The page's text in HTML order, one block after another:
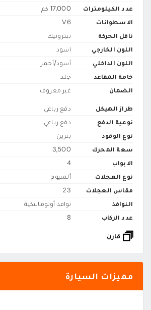
عدد الكيلومترات
17,000 كم
الاسطوانات
V6
ناقل الحركة
تبترونيك
اللون الخارجي
اسود
اللون الداخلي
أسود/أحمر
خامة المقاعد
جلد
الضمان
غير معروف
طراز الهيكل
دفع رباعي
نوعية الدفع
دفع رباعي
نوع الوقود
بنزين
سعة المحرك
3,500
الابواب
4
نوع العجلات
ألمنيوم
مقاس العجلات
23
النوافذ
نوافذ أوتوماتيكية
عدد الركاب
8
قارن
مميزات السيارة